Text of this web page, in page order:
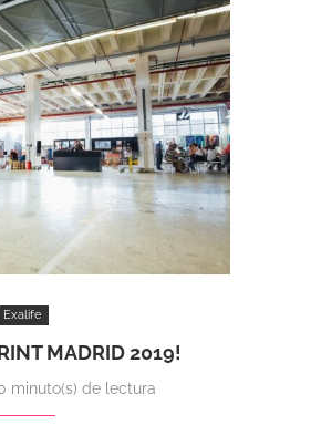
Exalife
MADRID 2019!
minuto(s) de lectura